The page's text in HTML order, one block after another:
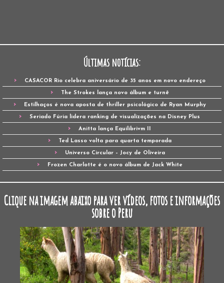
Últimas notícias:
CASACOR Rio celebra aniversário de 35 anos em novo endereço
The Strokes lança novo álbum e turnê
Estilhaços é nova aposta de thriller psicológico de Ryan Murphy
Seriado Fúria lidera ranking de visualizações na Disney Plus
Anitta lança Equilibrivm II
Ted Lasso volta para quarta temporada
Universo Circular – Jocy de Oliveira
Frozen Charlotte é o novo álbum de Jack White
Clique na imagem abaixo para ver vídeos, fotos e informações
sobre o Peru